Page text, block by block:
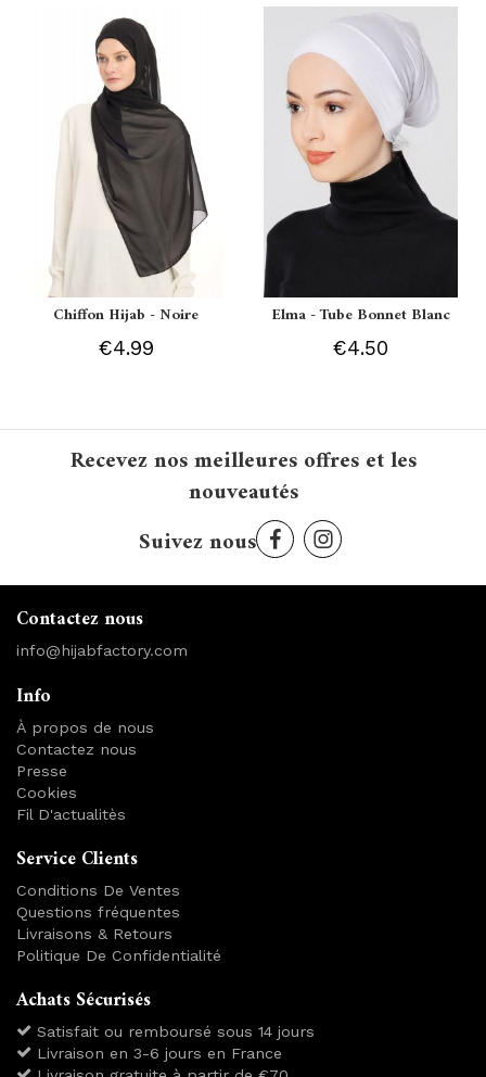
Chiffon Hijab - Noire
€4.99
Elma - Tube Bonnet Blanc
€4.50
Recevez nos meilleures offres et les
nouveautés
Suivez nous
Contactez nous
info@hijabfactory.com
Info
À propos de nous
Contactez nous
Presse
Cookies
Fil D'actualitès
Service Clients
Conditions De Ventes
Questions fréquentes
Livraisons & Retours
Politique De Confidentialité
Achats Sécurisés
Satisfait ou remboursé sous 14 jours
Livraison en 3-6 jours en France